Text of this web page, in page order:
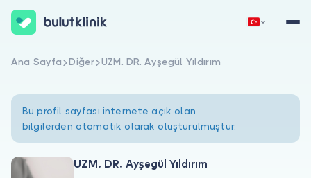
Hemen Kaydol Giriş Yap
Ana Sayfa Diğer UZM. DR. Ayşegül Yıldırım
Bu profil sayfası internete açık olan
bilgilerden otomatik olarak oluşturulmuştur.
UZM. DR. Ayşegül Yıldırım